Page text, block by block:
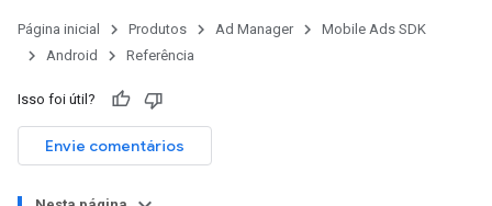
Página inicial Produtos Ad Manager
Mobile Ads SDK
Android
Referência
Isso foi útil?
Envie comentários